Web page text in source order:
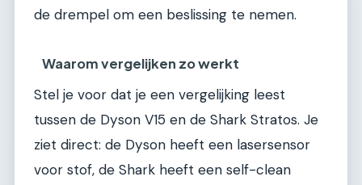
de drempel om een beslissing te nemen.
Waarom vergelijken zo werkt
Stel je voor dat je een vergelijking leest
tussen de Dyson V15 en de Shark Stratos. Je
ziet direct: de Dyson heeft een lasersensor
voor stof, de Shark heeft een self-clean